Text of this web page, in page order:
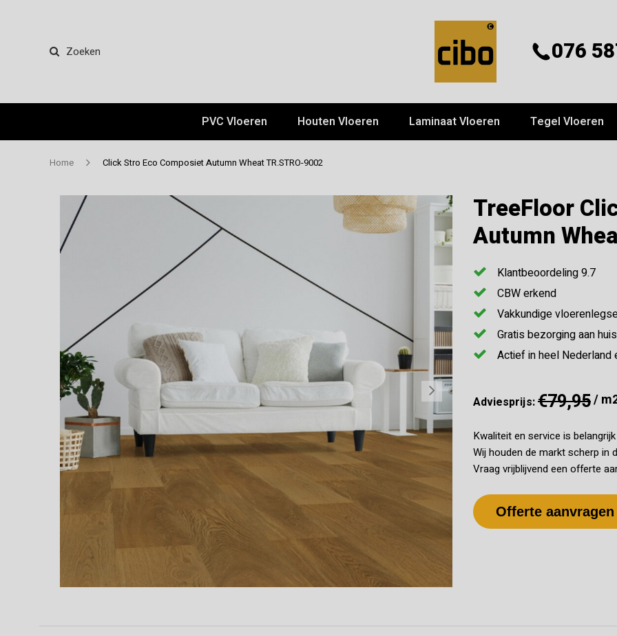
Zoeken 076
PVC Vloeren Houten Vloeren Laminaat Vloeren Tegel Vloeren
Home Click Stro Eco Composiet Autumn Wheat TR.STRO-9002
TreeFloor
Autumn
Klantbeoordeling 9.7
CBW erkend
Vakkundige
Gratis bezorging aan huis
Actief in heel Nederland
Adviesprijs:€79,95/
Kwaliteit en service is
Wij houden de markt scherp in
Vraag vrijblijvend een offerte
Offerte aanvragen